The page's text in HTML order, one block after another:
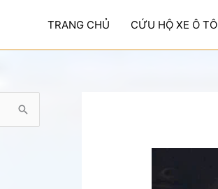
TRANG CHỦ CỨU HỘ XE Ô TÔ